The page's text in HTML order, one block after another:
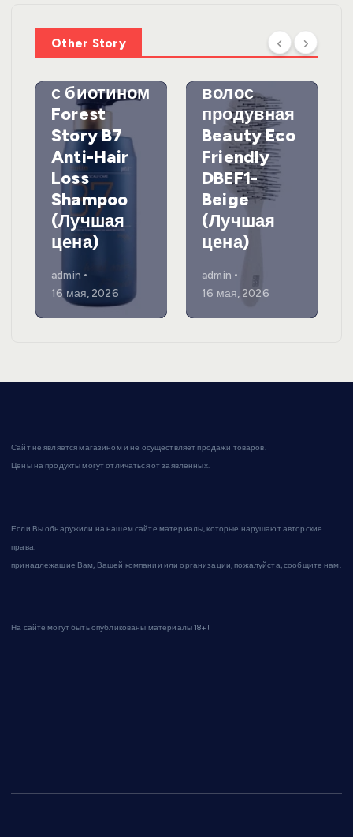
Other Story
волос
против
с биотином
Forest
Story B7
Anti-Hair
Loss
Shampoo
(Лучшая
цена)
admin
16 мая, 2026
DewalЩетк
волос
продувная
Beauty Eco
Friendly
DBEF1-
Beige
(Лучшая
цена)
admin
16 мая, 2026
Сайт не является магазином и не осуществляет продажи товаров.
Цены на продукты могут отличаться от заявленных.
Если Вы обнаружили на нашем сайте материалы, которые нарушают авторские
права,
принадлежащие Вам, Вашей компании или организации, пожалуйста, сообщите нам.
На сайте могут быть опубликованы материалы 18+!